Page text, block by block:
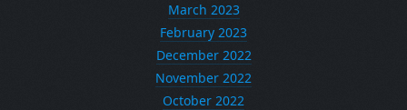
March 2023
February 2023
December 2022
November 2022
October 2022